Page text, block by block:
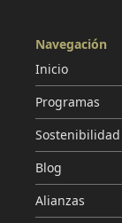
Navegación
Inicio
Programas
Sostenibilidad
Blog
Alianzas